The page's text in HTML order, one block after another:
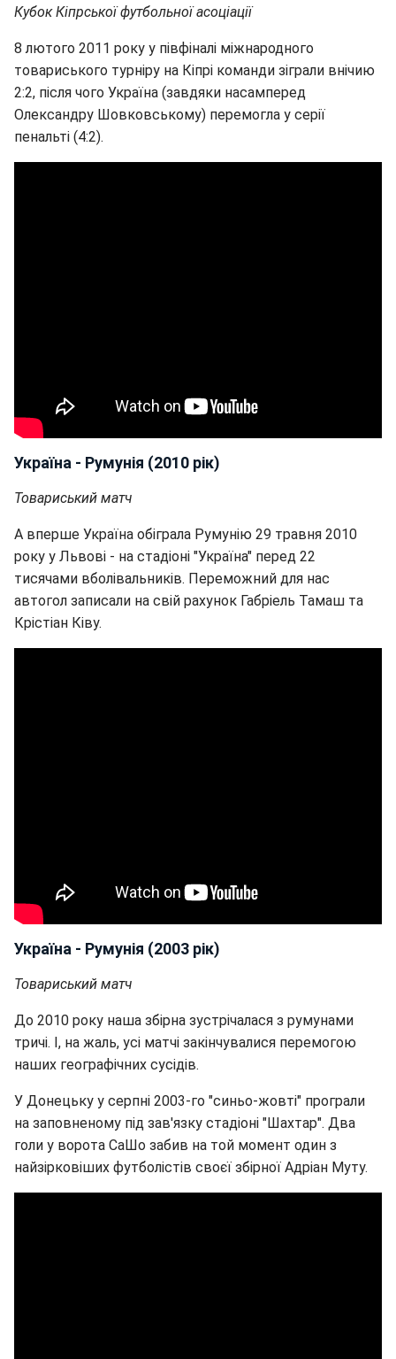
Кубок Кіпрської футбольної асоціації
8 лютого 2011 року у півфіналі міжнародного
товариського турніру на Кіпрі команди зіграли внічию
2:2, після чого Україна (завдяки насамперед
Олександру Шовковському) перемогла у серії
пенальті (4:2).
Україна - Румунія (2010 рік)
Товариський матч
А вперше Україна обіграла Румунію 29 травня 2010
року у Львові - на стадіоні "Україна" перед 22
тисячами вболівальників. Переможний для нас
автогол записали на свій рахунок Габріель Тамаш та
Крістіан Ківу.
Україна - Румунія (2003 рік)
Товариський матч
До 2010 року наша збірна зустрічалася з румунами
тричі. І, на жаль, усі матчі закінчувалися перемогою
наших географічних сусідів.
У Донецьку у серпні 2003-го "синьо-жовті" програли
на заповненому під зав'язку стадіоні "Шахтар". Два
голи у ворота СаШо забив на той момент один з
найзірковіших футболістів своєї збірної Адріан Муту.